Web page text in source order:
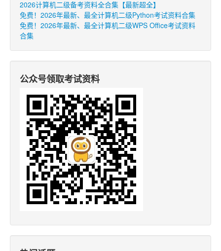
2026计算机二级备考资料全合集【最新超全】
免费！2026年最新、最全计算机二级Python考试资料合集
免费！2026年最新、最全计算机二级WPS Office考试资料
合集
公众号领取考试资料